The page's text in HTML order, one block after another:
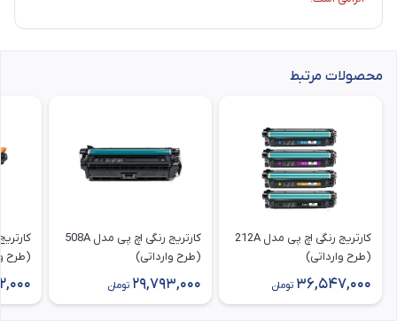
محصولات مرتبط
کارتریج رنگی اچ پی مدل 212A
(طرح وارداتی)
36,547,000 تومان
کارتریج رنگی اچ پی مدل 508A
(طرح وارداتی)
29,793,000 تومان
(طرح